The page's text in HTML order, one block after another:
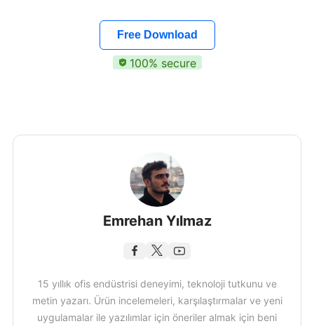
Free Download
100% secure
Emrehan Yılmaz
15 yıllık ofis endüstrisi deneyimi, teknoloji tutkunu ve
metin yazarı. Ürün incelemeleri, karşılaştırmalar ve yeni
uygulamalar ile yazılımlar için öneriler almak için beni